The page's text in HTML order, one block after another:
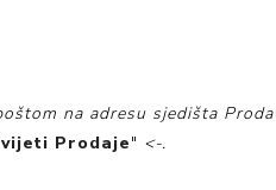
na adresu sjedišta
Prodaje" <-.